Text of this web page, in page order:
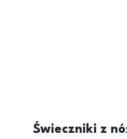
Świeczniki z